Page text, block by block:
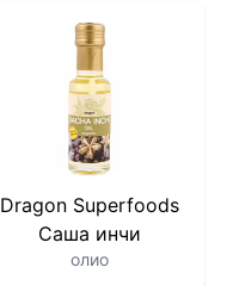
Dragon Superfoods
Саша инчи
олио